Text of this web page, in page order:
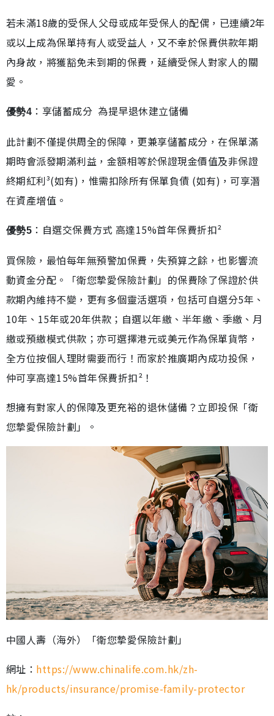
若未滿18歲的受保人父母或成年受保人的配偶，已連續2年
或以上成為保單持有人或受益人，又不幸於保費供款年期
內身故，將獲豁免未到期的保費，延續受保人對家人的關
愛。
優勢4 ：享儲蓄成分 為提早退休建立儲備
此計劃不僅提供周全的保障，更兼享儲蓄成分，在保單滿
期時會派發期滿利益，金額相等於保證現金價值及非保證
終期紅利³(如有)，惟需扣除所有保單負債 (如有)，可享潛
在資產增值。
優勢5 ：自選交保費方式 高達15%首年保費折扣²
買保險，最怕每年無預警加保費，失預算之餘，也影響流
動資金分配。「衛您摯愛保險計劃」的保費除了保證於供
款期內維持不變，更有多個靈活選項，包括可自選分5年、
10年、15年或20年供款；自選以年繳、半年繳、季繳、月
繳或預繳模式供款；亦可選擇港元或美元作為保單貨幣，
全方位按個人理財需要而行！而家於推廣期內成功投保，
仲可享高達15%首年保費折扣²！
想擁有對家人的保障及更充裕的退休儲備？立即投保「衛
您摯愛保險計劃」。
中國人壽（海外）「衛您摯愛保險計劃」
網址： https://www.chinalife.com.hk/zh-
hk/products/insurance/promise-family-protector